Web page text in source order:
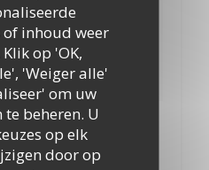
inhoud weer
op 'OK,
'Weiger alle'
om uw
beheren. U
op elk
door op
l’école